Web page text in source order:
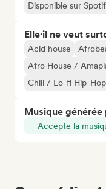
Disponible sur
Elle·il ne veut
Acid house
Afro House /
Chill / Lo-fi Hip-Hop
Musique générée
Accepte la